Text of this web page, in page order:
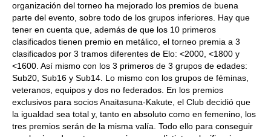
organización del torneo ha mejorado los premios de buena
parte del evento, sobre todo de los grupos inferiores. Hay que
tener en cuenta que, además de que los 10 primeros
clasificados tienen premio en metálico, el torneo premia a 3
clasificados por 3 tramos diferentes de Elo: <2000, <1800 y
<1600. Así mismo con los 3 primeros de 3 grupos de edades:
Sub20, Sub16 y Sub14. Lo mismo con los grupos de féminas,
veteranos, equipos y dos no federados. En los premios
exclusivos para socios Anaitasuna-Kakute, el Club decidió que
la igualdad sea total y, tanto en absoluto como en femenino, los
tres premios serán de la misma valía. Todo ello para conseguir